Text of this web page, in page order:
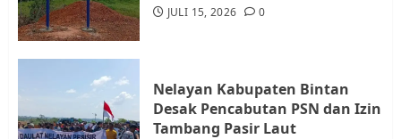
JULI 15, 2026 0
Nelayan Kabupaten Bintan
Desak Pencabutan PSN dan Izin
Tambang Pasir Laut
5
JULI 15, 2026 0